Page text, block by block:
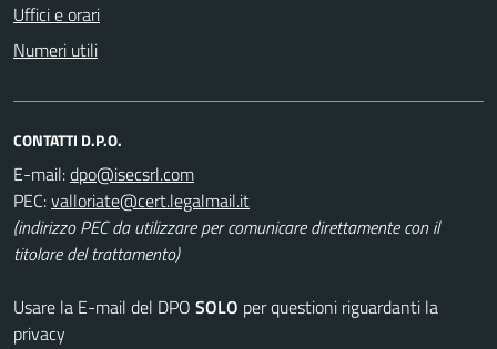
Uffici e orari
Numeri utili
CONTATTI D.P.O.
E-mail:
PEC:
(indirizzo PEC da utilizzare per comunicare direttamente con il
titolare del trattamento)
Usare la E-mail del DPO SOLO per questioni riguardanti la
privacy